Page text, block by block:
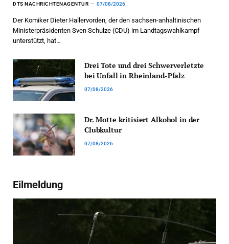
DTS NACHRICHTENAGENTUR 07/08/2026
Der Komiker Dieter Hallervorden, der den sachsen-anhaltinischen
Ministerpräsidenten Sven Schulze (CDU) im Landtagswahlkampf
unterstützt, hat…
Drei Tote und drei Schwerverletzte
bei Unfall in Rheinland-Pfalz
07/08/2026
Dr. Motte kritisiert Alkohol in der
Clubkultur
07/08/2026
Eilmeldung